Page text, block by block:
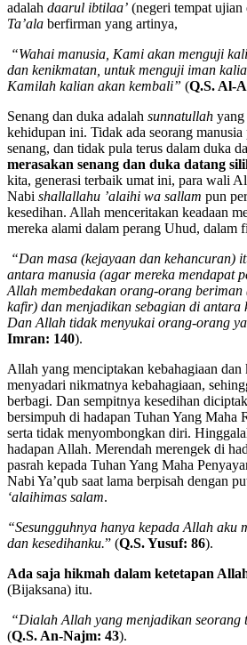
adalah daarul ibtilaa’ (negeri tempat
Ta’ala berfirman yang artinya,
“Wahai manusia, Kami akan menguji
dan kenikmatan, untuk menguji iman
Kamilah kalian akan kembali” (Q.S. Al-
Senang dan duka adalah sunnatullah yang
kehidupan ini. Tidak ada seorang manusia
senang, dan tidak pula terus dalam duka
merasakan senang dan duka datang
kita, generasi terbaik umat ini, para wali
Nabi shallallahu ’alaihi wa sallam pun
kesedihan. Allah menceritakan keadaan
mereka alami dalam perang Uhud, dalam
“Dan masa (kejayaan dan kehancuran)
antara manusia (agar mereka mendapat
Allah membedakan orang-orang
kafir) dan menjadikan sebagian di antara
Dan Allah tidak menyukai orang-orang
Imran: 140).
Allah yang menciptakan kebahagiaan dan
menyadari nikmatnya kebahagiaan,
berbagi. Dan sempitnya kesedihan
bersimpuh di hadapan Tuhan Yang Maha
serta tidak menyombongkan diri.
hadapan Allah. Merendah merengek di
pasrah kepada Tuhan Yang Maha
Nabi Ya’qub saat lama berpisah dengan
‘alaihimas salam.
“Sesungguhnya hanya kepada Allah aku
dan kesedihanku.” (Q.S. Yusuf: 86).
Ada saja hikmah dalam ketetapan
(Bijaksana) itu.
“Dialah Allah yang menjadikan seorang
(Q.S. An-Najm: 43).